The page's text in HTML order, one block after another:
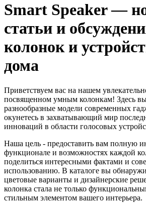
Smart Speaker —
статьи и
колонок и
дома
Приветствуем вас на нашем
посвященном умным колонкам! Здесь вы
разнообразные модели современных
окунетесь в захватывающий мир
инноваций в области голосовых
Наша цель - предоставить вам полную
функционале и возможностях каждой
поделиться интересными фактами и
использованию. В каталоге вы
цветовые варианты и дизайнерские
колонка стала не только
стильным элементом вашего интерьера.